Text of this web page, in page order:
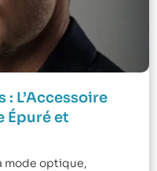
L’Accessoire
Épuré et
mode optique,